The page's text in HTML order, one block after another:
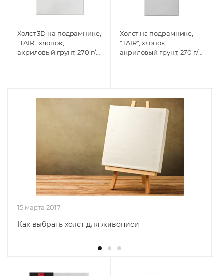
Холст 3D на подрамнике,
"TAIR", хлопок,
акриловый грунт, 270 г/
Холст на подрамнике,
"TAIR", хлопок,
акриловый грунт, 270 г/
15 марта 2017
Как выбрать холст для живописи